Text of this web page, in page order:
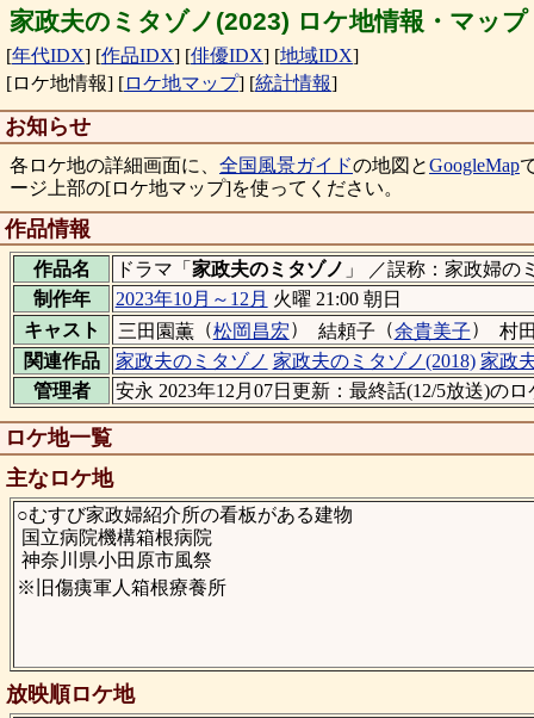
家政夫のミタゾノ(2023) ロケ地情報・マップ
[年代IDX] [作品IDX] [俳優IDX] [地域IDX]
[ロケ地情報] [ロケ地マップ] [統計情報]
お知らせ
各ロケ地の詳細画面に、 全国風景ガイドの地図とGoogleMap
ージ上部の[ロケ地マップ]を使ってください。
作品情報
作品名 ドラマ「 家政夫のミタゾノ 」 ／誤称：家政婦の
制作年
2023年10月～12月 火曜 21:00 朝日
キャスト
三田園薫（松岡昌宏） 結頼子 （余貴美子）
村
関連作品
家政夫のミタゾノ 家政夫のミタゾノ(2018) 家政
管理者
安永 2023年12月07日更新：最終話(12/5放送)の
ロケ地一覧
主なロケ地
○むすび家政婦紹介所の看板がある建物
国立病院機構箱根病院
神奈川県小田原市風祭
※旧傷痍軍人箱根療養所
放映順ロケ地